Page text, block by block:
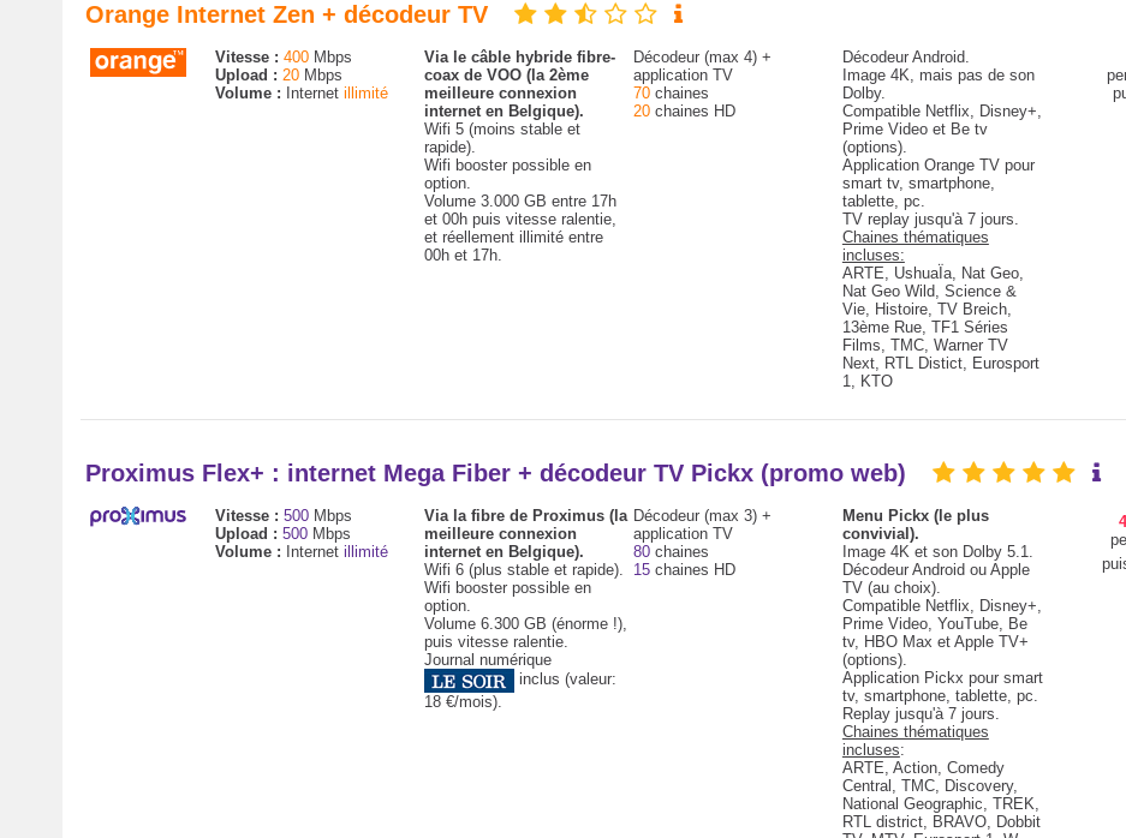
Orange Internet Zen + décodeur TV
Vitesse : 400Mbps
Upload : 20Mbps
Volume :
Internet illimité
Via le câble hybride fibre-
coax de VOO (la 2ème
meilleure connexion
internet en Belgique).
Wifi 5 (moins stable et
rapide).
Wifi booster possible en
option.
Volume 3.000 GB entre 17h
et 00h puis vitesse ralentie,
et réellement illimité entre
00h et 17h.
Décodeur (max 4) +
application TV
70chaines
20chaines HD
Décodeur Android.
Image 4K, mais pas de son
Dolby.
Compatible Netflix, Disney+,
Prime Video et Be tv
(options).
Application Orange TV pour
smart tv, smartphone,
tablette, pc.
TV replay jusqu'à 7 jours.
Chaines thématiques
incluses:
ARTE, UshuaÏa, Nat Geo,
Nat Geo Wild, Science &
Vie, Histoire, TV Breich,
13ème Rue, TF1 Séries
Films, TMC, Warner TV
Next, RTL Distict, Eurosport
1, KTO
Proximus Flex+ : internet Mega Fiber + décodeur TV Pickx (promo web)
Vitesse : 500Mbps
Upload : 500Mbps
Volume :
Internet illimité
Via la fibre de Proximus (la
meilleure connexion
internet en Belgique).
Wifi 6 (plus stable et rapide).
Wifi booster possible en
option.
Volume 6.300 GB (énorme !),
puis vitesse ralentie.
Journal numérique
inclus (valeur:
18 €/mois).
Décodeur (max 3) +
application TV
80chaines
15chaines HD
Menu Pickx (le plus
convivial).
Image 4K et son Dolby 5.1.
Décodeur Android ou Apple
TV (au choix).
Compatible Netflix, Disney+,
Prime Video, YouTube, Be
tv, HBO Max et Apple TV+
(options).
Application Pickx pour smart
tv, smartphone, tablette, pc.
Replay jusqu'à 7 jours.
Chaines thématiques
incluses:
ARTE, Action, Comedy
Central, TMC, Discovery,
National Geographic, TREK,
RTL district, BRAVO, Dobbit